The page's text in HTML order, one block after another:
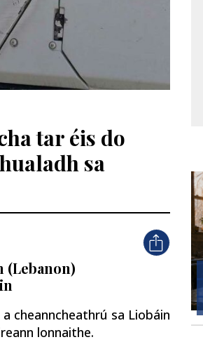
tar éis do
sa
(Lebanon)
cheanncheathrú sa Liobáin
lonnaithe.